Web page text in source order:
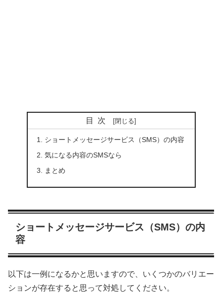
目次
ショートメッセージサービス（SMS）の内容
気になる内容のSMSなら
まとめ
ショートメッセージサービス（SMS）の内
容
以下は一例になるかと思いますので、いくつかのバリエー
ションが存在すると思って対処してください。